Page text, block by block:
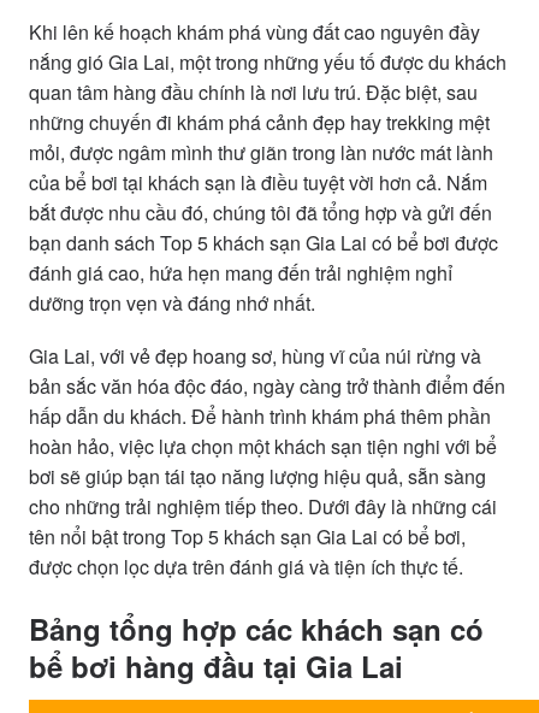
Khi lên kế hoạch khám phá vùng đất cao nguyên đầy
nắng gió Gia Lai, một trong những yếu tố được du khách
quan tâm hàng đầu chính là nơi lưu trú. Đặc biệt, sau
những chuyến đi khám phá cảnh đẹp hay trekking mệt
mỏi, được ngâm mình thư giãn trong làn nước mát lành
của bể bơi tại khách sạn là điều tuyệt vời hơn cả. Nắm
bắt được nhu cầu đó, chúng tôi đã tổng hợp và gửi đến
bạn danh sách Top 5 khách sạn Gia Lai có bể bơi được
đánh giá cao, hứa hẹn mang đến trải nghiệm nghỉ
dưỡng trọn vẹn và đáng nhớ nhất.
Gia Lai, với vẻ đẹp hoang sơ, hùng vĩ của núi rừng và
bản sắc văn hóa độc đáo, ngày càng trở thành điểm đến
hấp dẫn du khách. Để hành trình khám phá thêm phần
hoàn hảo, việc lựa chọn một khách sạn tiện nghi với bể
bơi sẽ giúp bạn tái tạo năng lượng hiệu quả, sẵn sàng
cho những trải nghiệm tiếp theo. Dưới đây là những cái
tên nổi bật trong Top 5 khách sạn Gia Lai có bể bơi,
được chọn lọc dựa trên đánh giá và tiện ích thực tế.
Bảng tổng hợp các khách sạn có
bể bơi hàng đầu tại Gia Lai